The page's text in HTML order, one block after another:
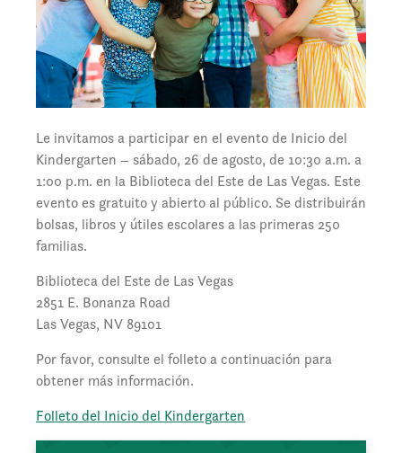
Le invitamos a participar en el evento de Inicio del
Kindergarten – sábado, 26 de agosto, de 10:30 a.m. a
1:00 p.m. en la Biblioteca del Este de Las Vegas. Este
evento es gratuito y abierto al público. Se distribuirán
bolsas, libros y útiles escolares a las primeras 250
familias.
Biblioteca del Este de Las Vegas
2851 E. Bonanza Road
Las Vegas, NV 89101
Por favor, consulte el folleto a continuación para
obtener más información.
Folleto del Inicio del Kindergarten